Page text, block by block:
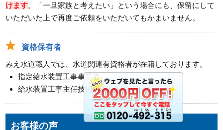
けます。「一旦家族と考えたい」という場合にも、保留にして
いただいた上で再度ご依頼をいただいてもかまいません。
資格保有者
みえ水道職人では、水道関連有資格者が在籍しております。
指定給水装置工事事業者
給水装置工事主任技術者
お客様の声